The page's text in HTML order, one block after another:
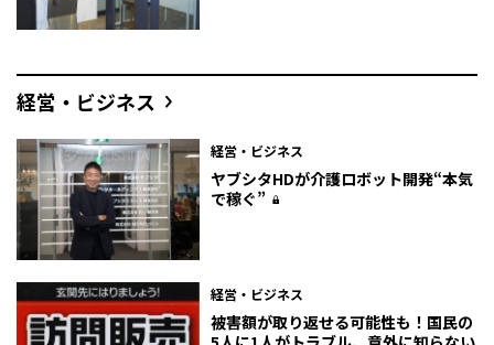
経営・ビジネス
経営・ビジネス
ヤブシタHDが介護ロボット開発“本気
で稼ぐ”
経営・ビジネス
被害額が取り返せる可能性も！国民の